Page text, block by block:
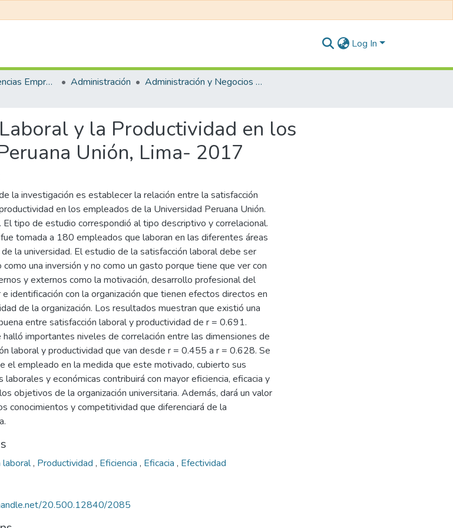
Log In
Facultad de Ciencias Empresariales Administración
Administración y Negocios Internacionales
y la Productividad en los
Unión, Lima- 2017
la investigación es establecer la relación entre la satisfacción
en los empleados de la Universidad Peruana Unión.
El tipo de estudio correspondió al tipo descriptivo y correlacional.
tomada a 180 empleados que laboran en las diferentes áreas
la universidad. El estudio de la satisfacción laboral debe ser
como una inversión y no como un gasto porque tiene que ver con
y externos como la motivación, desarrollo profesional del
identificación con la organización que tienen efectos directos en
de la organización. Los resultados muestran que existió una
entre satisfacción laboral y productividad de r = 0.691.
halló importantes niveles de correlación entre las dimensiones de
laboral y productividad que van desde r = 0.455 a r = 0.628. Se
el empleado en la medida que este motivado, cubierto sus
laborales y económicas contribuirá con mayor eficiencia, eficacia y
objetivos de la organización universitaria. Además, dará un valor
conocimientos y competitividad que diferenciará de la
laboral, Productividad , Eficiencia , Eficacia , Efectividad
20.500.12840/2085